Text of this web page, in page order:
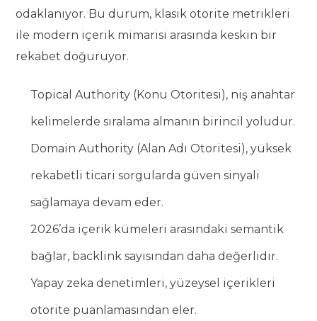
odaklanıyor. Bu durum, klasik otorite metrikleri
ile modern içerik mimarisi arasında keskin bir
rekabet doğuruyor.
Topical Authority (Konu Otoritesi), niş anahtar
kelimelerde sıralama almanın birincil yoludur.
Domain Authority (Alan Adı Otoritesi), yüksek
rekabetli ticari sorgularda güven sinyali
sağlamaya devam eder.
2026’da içerik kümeleri arasındaki semantik
bağlar, backlink sayısından daha değerlidir.
Yapay zeka denetimleri, yüzeysel içerikleri
otorite puanlamasından eler.